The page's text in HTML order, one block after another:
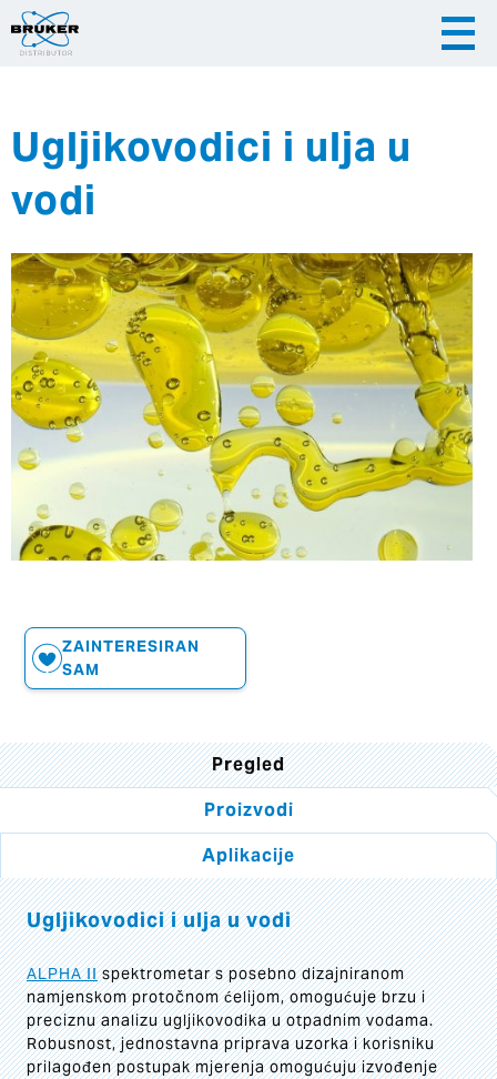
Česky
Slovenija
Ugljikovodici i ulja u
vodi
ZAINTERESIRAN
SAM
Pregled
Proizvodi
Aplikacije
Ugljikovodici i ulja u vodi
ALPHA IIspektrometar s posebno dizajniranom
namjenskom protočnom ćelijom, omogućuje brzu i
preciznu analizu ugljikovodika u otpadnim vodama.
Robusnost, jednostavna priprava uzorka i korisniku
prilagođen postupak mjerenja omogućuju izvođenje